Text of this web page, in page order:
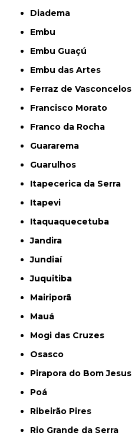
Diadema
Embu
Embu Guaçú
Embu das Artes
Ferraz de Vasconcelos
Francisco Morato
Franco da Rocha
Guararema
Guarulhos
Itapecerica da Serra
Itapevi
Itaquaquecetuba
Jandira
Jundiaí
Juquitiba
Mairiporã
Mauá
Mogi das Cruzes
Osasco
Pirapora do Bom Jesus
Poá
Ribeirão Pires
Rio Grande da Serra